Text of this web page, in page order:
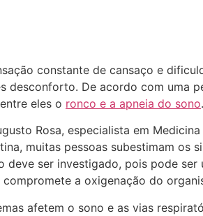
constante de cansaço e
desconforto. De acordo com uma
eles o ronco e a apneia do sono.
Rosa, especialista em
muitas pessoas subestimam os
deve ser investigado, pois pode
a oxigenação do
afetem o sono e as vias